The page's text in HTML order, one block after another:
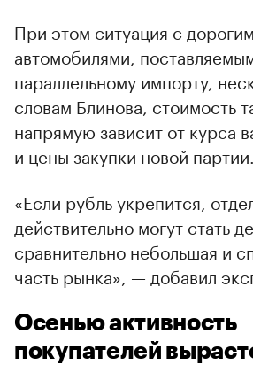
При этом ситуация с
автомобилями,
параллельному импорту,
словам Блинова, стоимость
напрямую зависит от курса
и цены закупки новой партии.
«Если рубль укрепится,
действительно могут стать
сравнительно небольшая и
часть рынка», — добавил
Осенью активность
покупателей